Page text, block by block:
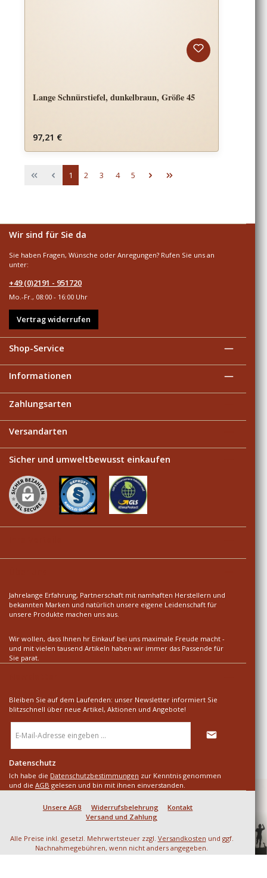
Lange Schnürstiefel, dunkelbraun, Größe 45
Regulärer Preis:
97,21 €
Seite
1 Seite
2 Seite
3 Seite
4 Seite
5
Wir sind für Sie da
Sie haben Fragen, Wünsche oder Anregungen? Rufen Sie uns an
unter:
+49 (0)2191 - 951720
Mo.-Fr., 08:00 - 16:00 Uhr
Vertrag widerrufen
Shop-Service
Informationen
Zahlungsarten
Versandarten
Sicher und umweltbewusst einkaufen
Jahrelange Erfahrung, Partnerschaft mit namhaften Herstellern und
bekannten Marken und natürlich unsere eigene Leidenschaft für
unsere Produkte machen uns aus.
Wir wollen, dass Ihnen hr Einkauf bei uns maximale Freude macht -
und mit vielen tausend Artikeln haben wir immer das Passende für
Sie parat.
Bleiben Sie auf dem Laufenden: unser Newsletter informiert Sie
blitzschnell über neue Artikel, Aktionen und Angebote!
Mail-
Datenschutz
Ich habe die Datenschutzbestimmungen zur Kenntnis genommen
und die AGB gelesen und bin mit ihnen einverstanden.
Unsere AGB Widerrufsbelehrung
Kontakt
Versand und Zahlung
Alle Preise inkl. gesetzl. Mehrwertsteuer zzgl. Versandkosten und ggf.
Nachnahmegebühren, wenn nicht anders angegeben.
© 2026 SD LARP & Mittelalter - Alle Rechte vorbehalten. Theme by